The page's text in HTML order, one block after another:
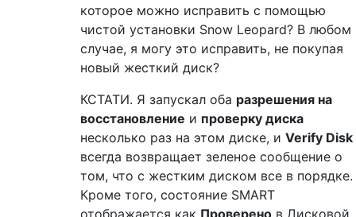
которое можно исправить с помощью
чистой установки Snow Leopard? В любом
случае, я могу это исправить, не покупая
новый жесткий диск?
КСТАТИ. Я запускал оба разрешения на
восстановление и проверку диска
несколько раз на этом диске, и Verify Disk
всегда возвращает зеленое сообщение о
том, что с жестким диском все в порядке.
Кроме того, состояние SMART
отображается как Проверено в Дисковой